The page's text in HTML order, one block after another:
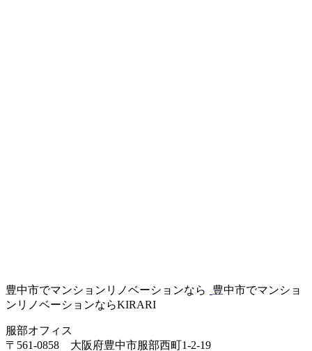
豊中市でマンションリノベーションなら
豊中市でマンショ
ンリノベーションならKIRARI
服部オフィス
〒561-0858 大阪府豊中市服部西町1-2-19